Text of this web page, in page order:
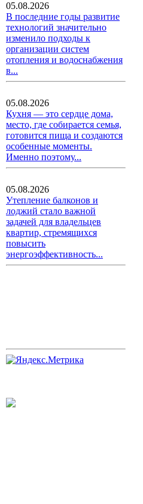
05.08.2026
В последние годы развитие
технологий значительно
изменило подходы к
организации систем
отопления и водоснабжения
в...
05.08.2026
Кухня — это сердце дома,
место, где собирается семья,
готовится пища и создаются
особенные моменты.
Именно поэтому...
05.08.2026
Утепление балконов и
лоджий стало важной
задачей для владельцев
квартир, стремящихся
повысить
энергоэффективность...